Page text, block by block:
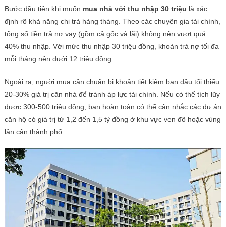
Bước đầu tiên khi muốn mua nhà với thu nhập 30 triệu là xác
định rõ khả năng chi trả hàng tháng. Theo các chuyên gia tài chính,
tổng số tiền trả nợ vay (gồm cả gốc và lãi) không nên vượt quá
40% thu nhập. Với mức thu nhập 30 triệu đồng, khoản trả nợ tối đa
mỗi tháng nên dưới 12 triệu đồng.
Ngoài ra, người mua cần chuẩn bị khoản tiết kiệm ban đầu tối thiểu
20-30% giá trị căn nhà để tránh áp lực tài chính. Nếu có thể tích lũy
được 300-500 triệu đồng, bạn hoàn toàn có thể cân nhắc các dự án
căn hộ có giá trị từ 1,2 đến 1,5 tỷ đồng ở khu vực ven đô hoặc vùng
lân cận thành phố.